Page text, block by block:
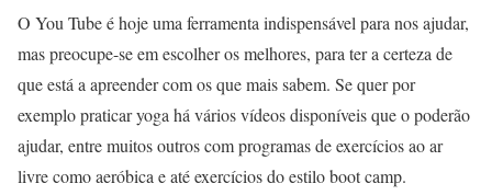
O You Tube é hoje uma ferramenta indispensável para nos ajudar,
mas preocupe-se em escolher os melhores, para ter a certeza de
que está a apreender com os que mais sabem. Se quer por
exemplo praticar yoga há vários vídeos disponíveis que o poderão
ajudar, entre muitos outros com programas de exercícios ao ar
livre como aeróbica e até exercícios do estilo boot camp.